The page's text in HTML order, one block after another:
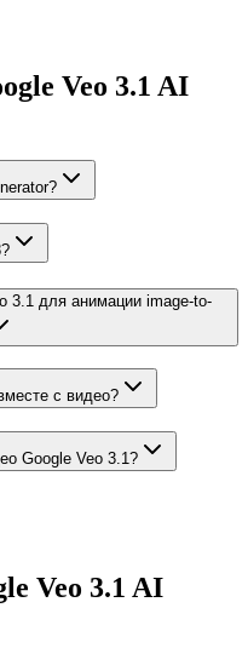
Veo 3.1 AI
3.1 для анимации image-to-
с видео?
Google Veo 3.1?
Veo 3.1 AI